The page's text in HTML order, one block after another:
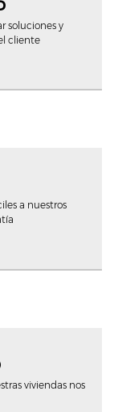
soluciones y
cliente
a nuestros
viviendas nos